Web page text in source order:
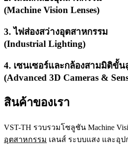
(Machine Vision Lenses)
3. ไฟส่องสว่างอุตสาหกรรม
(Industrial Lighting)
4. เซนเซอร์และกล้องสามมิติขั้น
(Advanced 3D Cameras &
สินค้าของเรา
VST-TH รวบรวมโซลูชัน Machine
อุตสาหกรรม เลนส์ ระบบแสง และ